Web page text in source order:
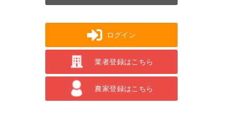
ログイン
業者登録はこちら
農家登録はこちら